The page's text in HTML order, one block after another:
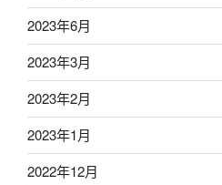
2023年6月
2023年3月
2023年2月
2023年1月
2022年12月